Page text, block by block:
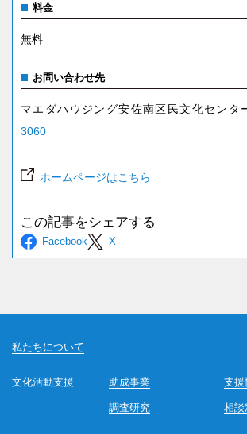
料金
無料
お問い合わせ先
マエダハウジング安佐南区民文化セン
3060
ホームページはこちら
私たちについて
文化活動支援 助成事業
調査研究 相談
支援